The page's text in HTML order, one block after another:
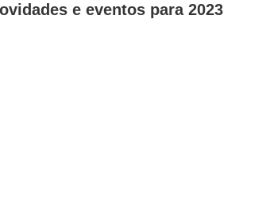
e eventos para 2023